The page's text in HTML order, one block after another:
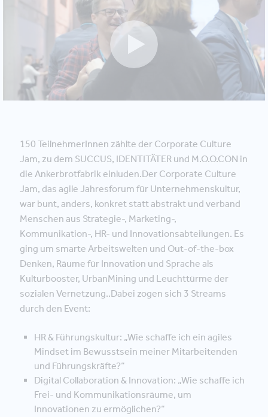
150 TeilnehmerInnen zählte der Corporate Culture
Jam, zu dem SUCCUS, IDENTITÄTER und M.O.O.CON in
die Ankerbrotfabrik einluden.Der Corporate Culture
Jam, das agile Jahresforum für Unternehmenskultur,
war bunt, anders, konkret statt abstrakt und verband
Menschen aus Strategie-, Marketing-,
Kommunikation-, HR- und Innovationsabteilungen. Es
ging um smarte Arbeitswelten und Out-of-the-box
Denken, Räume für Innovation und Sprache als
Kulturbooster, UrbanMining und Leuchttürme der
sozialen Vernetzung..Dabei zogen sich 3 Streams
durch den Event:
HR & Führungskultur: „Wie schaffe ich ein agiles
Mindset im Bewusstsein meiner Mitarbeitenden
und Führungskräfte?“
Digital Collaboration & Innovation: „Wie schaffe ich
Frei- und Kommunikationsräume, um
Innovationen zu ermöglichen?“